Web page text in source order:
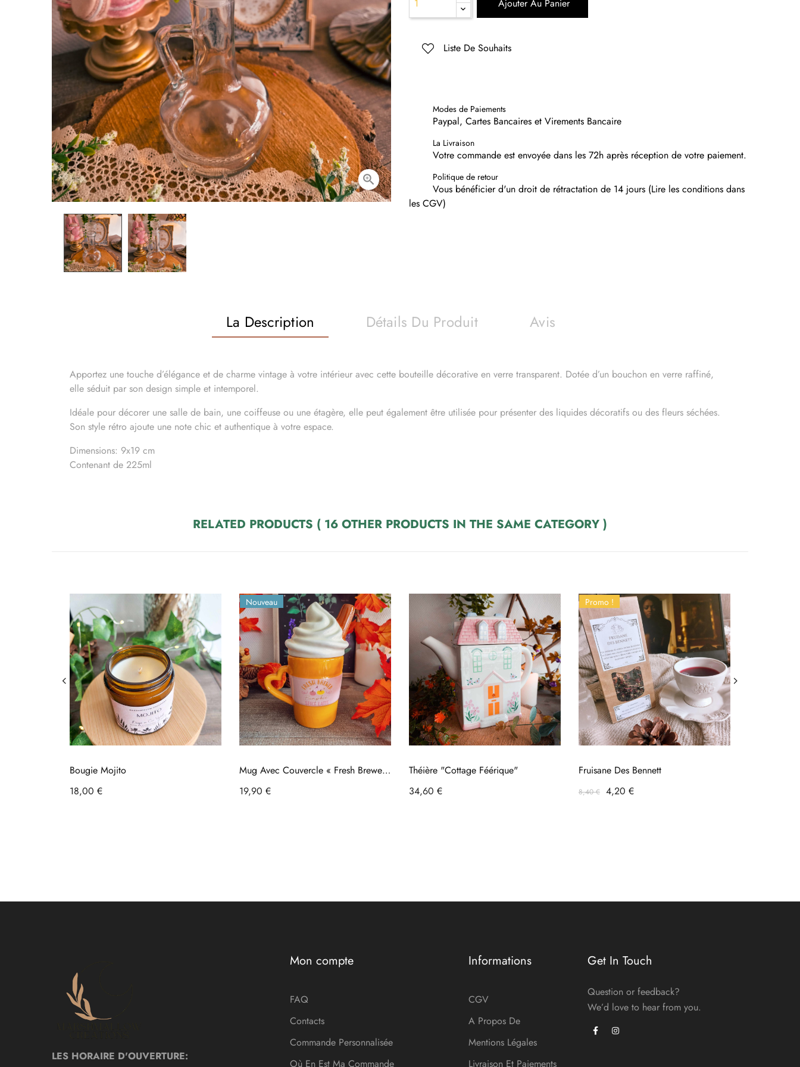

Ajouter Au Panier
Liste De Souhaits
Modes de Paiements
Paypal, Cartes Bancaires et Virements Bancaire
La Livraison
Votre commande est envoyée dans les 72h après réception de votre paiement.
Politique de retour
Vous bénéficier d'un droit de rétractation de 14 jours (Lire les conditions dans
les CGV)
La Description Détails Du Produit Avis
Apportez une touche d’élégance et de charme vintage à votre intérieur avec cette bouteille décorative en verre transparent. Dotée d’un bouchon en verre raffiné,
elle séduit par son design simple et intemporel.
Idéale pour décorer une salle de bain, une coiffeuse ou une étagère, elle peut également être utilisée pour présenter des liquides décoratifs ou des fleurs séchées.
Son style rétro ajoute une note chic et authentique à votre espace.
Dimensions: 9x19 cm
Contenant de 225ml
RELATED PRODUCTS ( 16 OTHER PRODUCTS IN THE SAME CATEGORY )
Bougie Mojito
Prix
18,00 €
Nouveau
Mug Avec Couvercle « Fresh Brewed
Pumpkin Spice Latte » –
L'Incontournable De L'Automne
Chariot Prix
19,90 €
Théière "Cottage Féérique"
Chariot
Prix
34,60 €
Promo !
Fruisane Des Bennett
Chariot
Prix
8,40 € Prix
4,20 €
Chariot
LES HORAIRE D'OUVERTURE:
Mon compte
FAQ
Contacts
Commande Personnalisée
Où En Est Ma Commande
Informations
CGV
A Propos De
Mentions Légales
Livraison Et Paiements
Get In Touch
Question or feedback?
We’d love to hear from you.